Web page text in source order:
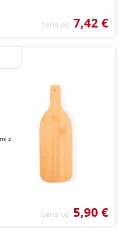
Cena od 7,42 €
z
Cena od 5,90 €